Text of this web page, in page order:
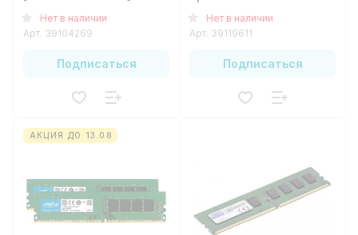
Нет в наличии
Арт. 39104269
Подписаться
DIMMНет в наличии
Арт. 39119611
Подписаться
АКЦИЯ ДО 13.08